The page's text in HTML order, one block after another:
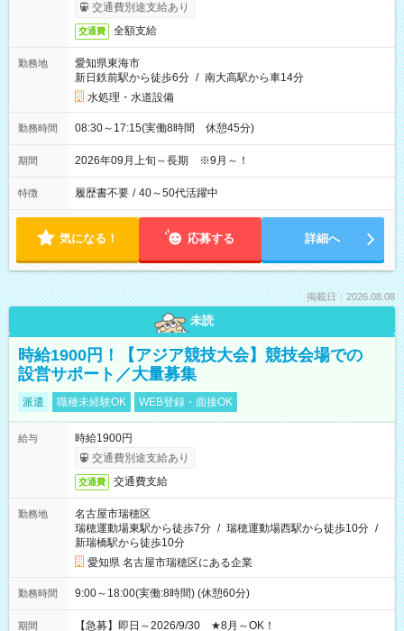
交通費別途支給あり
交通費 全額支給
勤務地
愛知県東海市
新日鉄前駅から徒歩6分 / 南大高駅から車14分
水処理・水道設備
勤務時間 08:30～17:15(実働8時間 休憩45分)
期間 2026年09月上旬～長期 ※9月～！
特徴 履歴書不要 / 40～50代活躍中
気になる！ 応募する 詳細へ
掲載日：2026.08.08
未読
時給1900円！【アジア競技大会】競技会場での
設営サポート／大量募集
派遣 職種未経験OK WEB登録・面接OK
給与
時給1900円
交通費別途支給あり
交通費 交通費支給
勤務地
名古屋市瑞穂区
瑞穂運動場東駅から徒歩7分 / 瑞穂運動場西駅から徒歩10分 /
新瑞橋駅から徒歩10分
愛知県 名古屋市瑞穂区にある企業
勤務時間 9:00～18:00(実働:8時間) (休憩60分)
期間 【急募】即日～2026/9/30 ★8月～OK！